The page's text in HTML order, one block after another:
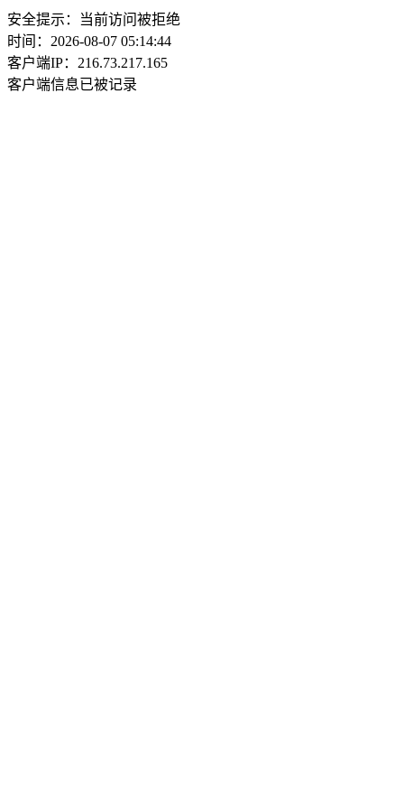
安全提示：当前访问被拒绝
时间：2026-08-07 05:14:44
客户端IP：216.73.217.165
客户端信息已被记录